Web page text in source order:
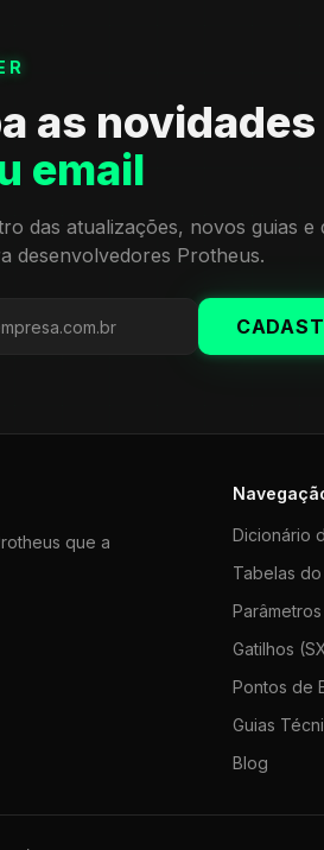
as novidades
email
das atualizações, novos guias e
desenvolvedores Protheus.
que a
Dicionário
Tabelas
Parâmetros
Gatilhos
Pontos de
Guias
Blog